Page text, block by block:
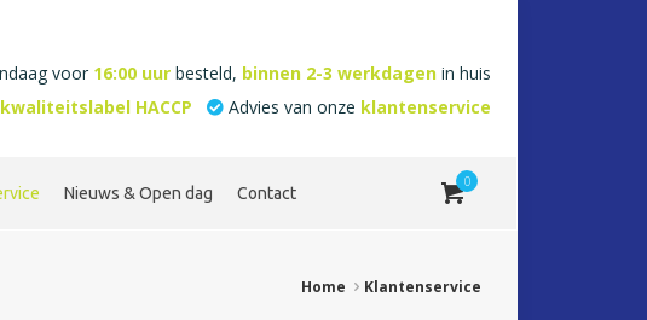
Nieuws & Open dag Contact
voor 16:00 uur besteld, binnen 2-3 werkdagen in huis
kwaliteitslabel HACCP Advies van onze klantenservice
0
Home Klantenservice